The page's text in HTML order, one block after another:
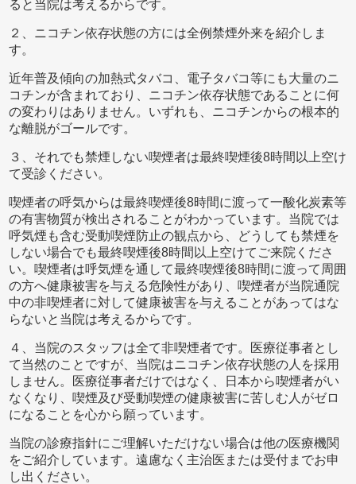
ると当院は考えるからです。
２、ニコチン依存状態の方には全例禁煙外来を紹介しま
す。
近年普及傾向の加熱式タバコ、電子タバコ等にも大量のニ
コチンが含まれており、ニコチン依存状態であることに何
の変わりはありません。いずれも、ニコチンからの根本的
な離脱がゴールです。
３、それでも禁煙しない喫煙者は最終喫煙後8時間以上空け
て受診ください。
喫煙者の呼気からは最終喫煙後8時間に渡って一酸化炭素等
の有害物質が検出されることがわかっています。当院では
呼気煙も含む受動喫煙防止の観点から、どうしても禁煙を
しない場合でも最終喫煙後8時間以上空けてご来院くださ
い。喫煙者は呼気煙を通して最終喫煙後8時間に渡って周囲
の方へ健康被害を与える危険性があり、喫煙者が当院通院
中の非喫煙者に対して健康被害を与えることがあってはな
らないと当院は考えるからです。
４、当院のスタッフは全て非喫煙者です。医療従事者とし
て当然のことですが、当院はニコチン依存状態の人を採用
しません。医療従事者だけではなく、日本から喫煙者がい
なくなり、喫煙及び受動喫煙の健康被害に苦しむ人がゼロ
になることを心から願っています。
当院の診療指針にご理解いただけない場合は他の医療機関
をご紹介しています。遠慮なく主治医または受付までお申
し出ください。